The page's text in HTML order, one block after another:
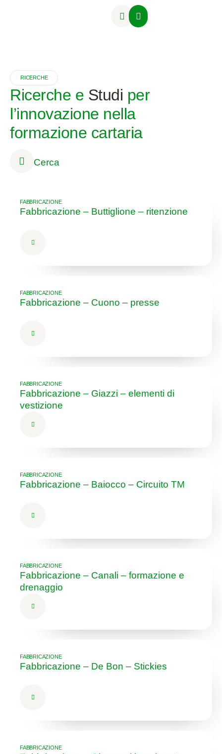
RICERCHE
Ricerche e Studi per
l’innovazione nella
formazione cartaria
Cerca
FABBRICAZIONE
Fabbricazione – Buttiglione – ritenzione
FABBRICAZIONE
Fabbricazione – Cuono – presse
FABBRICAZIONE
Fabbricazione – Giazzi – elementi di
vestizione
FABBRICAZIONE
Fabbricazione – Baiocco – Circuito TM
FABBRICAZIONE
Fabbricazione – Canali – formazione e
drenaggio
FABBRICAZIONE
Fabbricazione – De Bon – Stickies
FABBRICAZIONE